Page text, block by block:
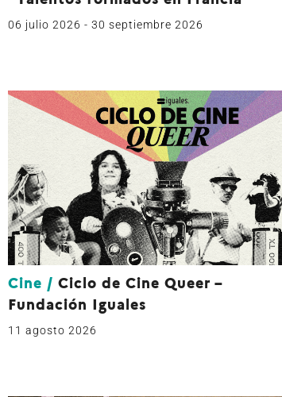
06 julio 2026 - 30 septiembre 2026
Cine / Ciclo de Cine Queer –
Fundación Iguales
11 agosto 2026